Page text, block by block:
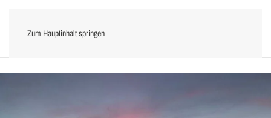
Zum Hauptinhalt springen